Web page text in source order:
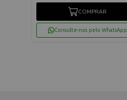
COMPRAR
Consulte-nos pelo WhatsApp